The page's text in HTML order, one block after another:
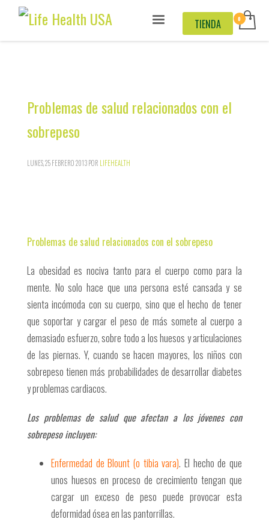
TIENDA
Problemas de salud relacionados con el
sobrepeso
LUNES, 25 FEBRERO 2013POR LIFEHEALTH
Problemas de salud relacionados con el sobrepeso
La obesidad es nociva tanto para el cuerpo como para la
mente. No solo hace que una persona esté cansada y se
sienta incómoda con su cuerpo, sino que el hecho de tener
que soportar y cargar el peso de más somete al cuerpo a
demasiado esfuerzo, sobre todo a los huesos y articulaciones
de las piernas. Y, cuando se hacen mayores, los niños con
sobrepeso tienen más probabilidades de desarrollar diabetes
y problemas cardiacos.
Los problemas de salud que afectan a los jóvenes con
sobrepeso incluyen:
Enfermedad de Blount (o tibia vara). El hecho de que
unos huesos en proceso de crecimiento tengan que
cargar un exceso de peso puede provocar esta
deformidad ósea en las pantorrillas.